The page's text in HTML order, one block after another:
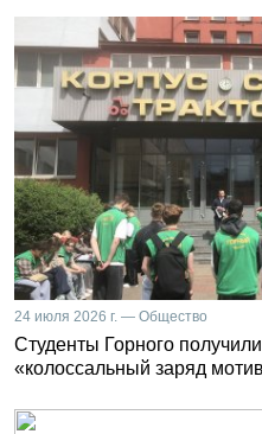
24 июля 2026 г. — Общество
Студенты Горного
«колоссальный заряд